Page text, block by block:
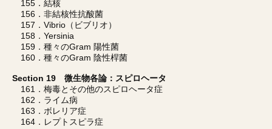
155．結核
156．非結核性抗酸菌
157．Vibrio（ビブリオ）
158．Yersinia
159．種々のGram 陽性菌
160．種々のGram 陰性桿菌
Section 19 微生物各論：スピロヘータ
161．梅毒とその他のスピロヘータ症
162．ライム病
163．ボレリア症
164．レプトスピラ症